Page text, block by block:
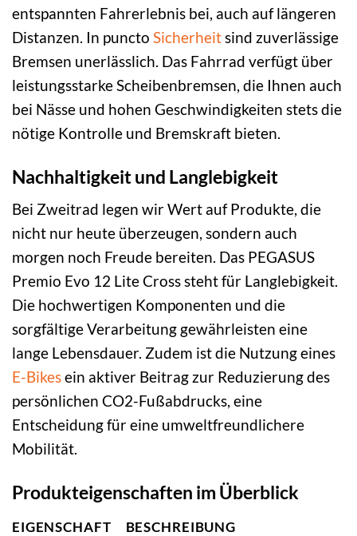
entspannten Fahrerlebnis bei, auch auf längeren
Distanzen. In puncto Sicherheitsind zuverlässige
Bremsen unerlässlich. Das Fahrrad verfügt über
leistungsstarke Scheibenbremsen, die Ihnen auch
bei Nässe und hohen Geschwindigkeiten stets die
nötige Kontrolle und Bremskraft bieten.
Nachhaltigkeit und Langlebigkeit
Bei Zweitrad legen wir Wert auf Produkte, die
nicht nur heute überzeugen, sondern auch
morgen noch Freude bereiten. Das PEGASUS
Premio Evo 12 Lite Cross steht für Langlebigkeit.
Die hochwertigen Komponenten und die
sorgfältige Verarbeitung gewährleisten eine
lange Lebensdauer. Zudem ist die Nutzung eines
E-Bikesein aktiver Beitrag zur Reduzierung des
persönlichen CO2-Fußabdrucks, eine
Entscheidung für eine umweltfreundlichere
Mobilität.
Produkteigenschaften im Überblick
EIGENSCHAFT
BESCHREIBUNG